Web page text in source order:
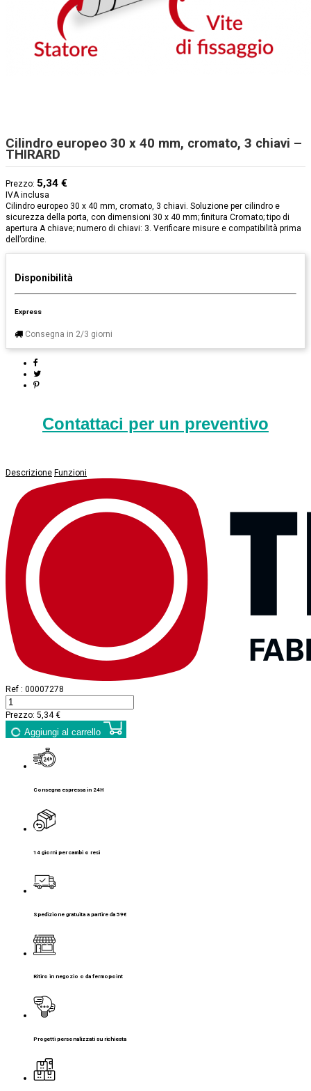
Cilindro europeo 30 x 40 mm, cromato, 3 chiavi –
THIRARD
Prezzo: 5,34 €
IVA inclusa
Cilindro europeo 30 x 40 mm, cromato, 3 chiavi. Soluzione per cilindro e
sicurezza della porta, con dimensioni 30 x 40 mm; finitura Cromato; tipo di
apertura A chiave; numero di chiavi: 3. Verificare misure e compatibilità prima
dell’ordine.
Disponibilità
Express
Consegna in 2/3 giorni
Contattaci per un preventivo
Descrizione Funzioni
Ref : 00007278
Prezzo: 5,34 €
Aggiungi al carrello
Consegna espressa in 24H
14 giorni per cambi o resi
Spedizione gratuita a partire da 59€
Ritiro in negozio o da fermopoint
Progetti personalizzati su richiesta